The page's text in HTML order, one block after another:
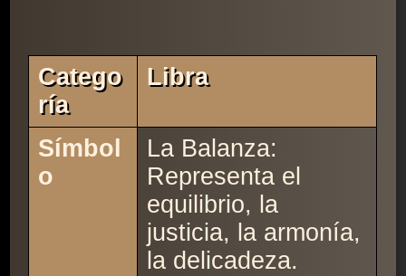
Catego
Ría
Libra
Símbol
o
La Balanza:
Representa el
equilibrio, la
justicia, la armonía,
la delicadeza.